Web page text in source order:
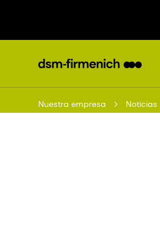
Nuestra empresa Noticias